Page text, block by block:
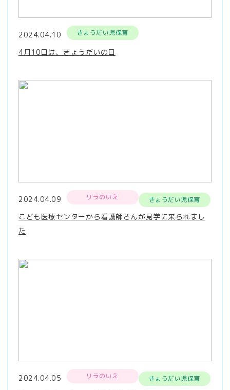
2024.04.10 きょうだい児保育
4月10日は、きょうだいの日
2024.04.09 リラのいえ きょうだい児保育
こども医療センターから看護師さんが見学に来られまし
た
2024.04.05 リラのいえ きょうだい児保育